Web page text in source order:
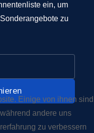
ein, um
zu
Einige von ihnen sind
andere uns
zu verbessern